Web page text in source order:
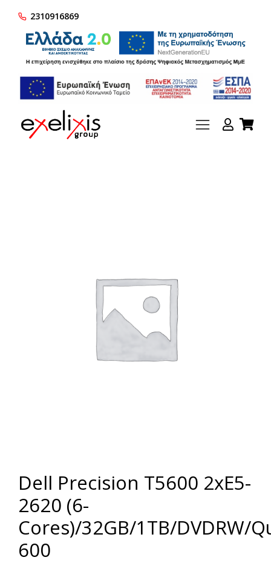
2310916869
Dell Precision T5600 2xE5-
2620 (6-
Cores)/32GB/1TB/DVDRW/
600